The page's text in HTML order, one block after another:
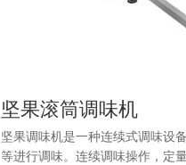
坚果滚筒调味机
坚果调味机是一种连续式调味设
等进行调味。连续调味操作，定